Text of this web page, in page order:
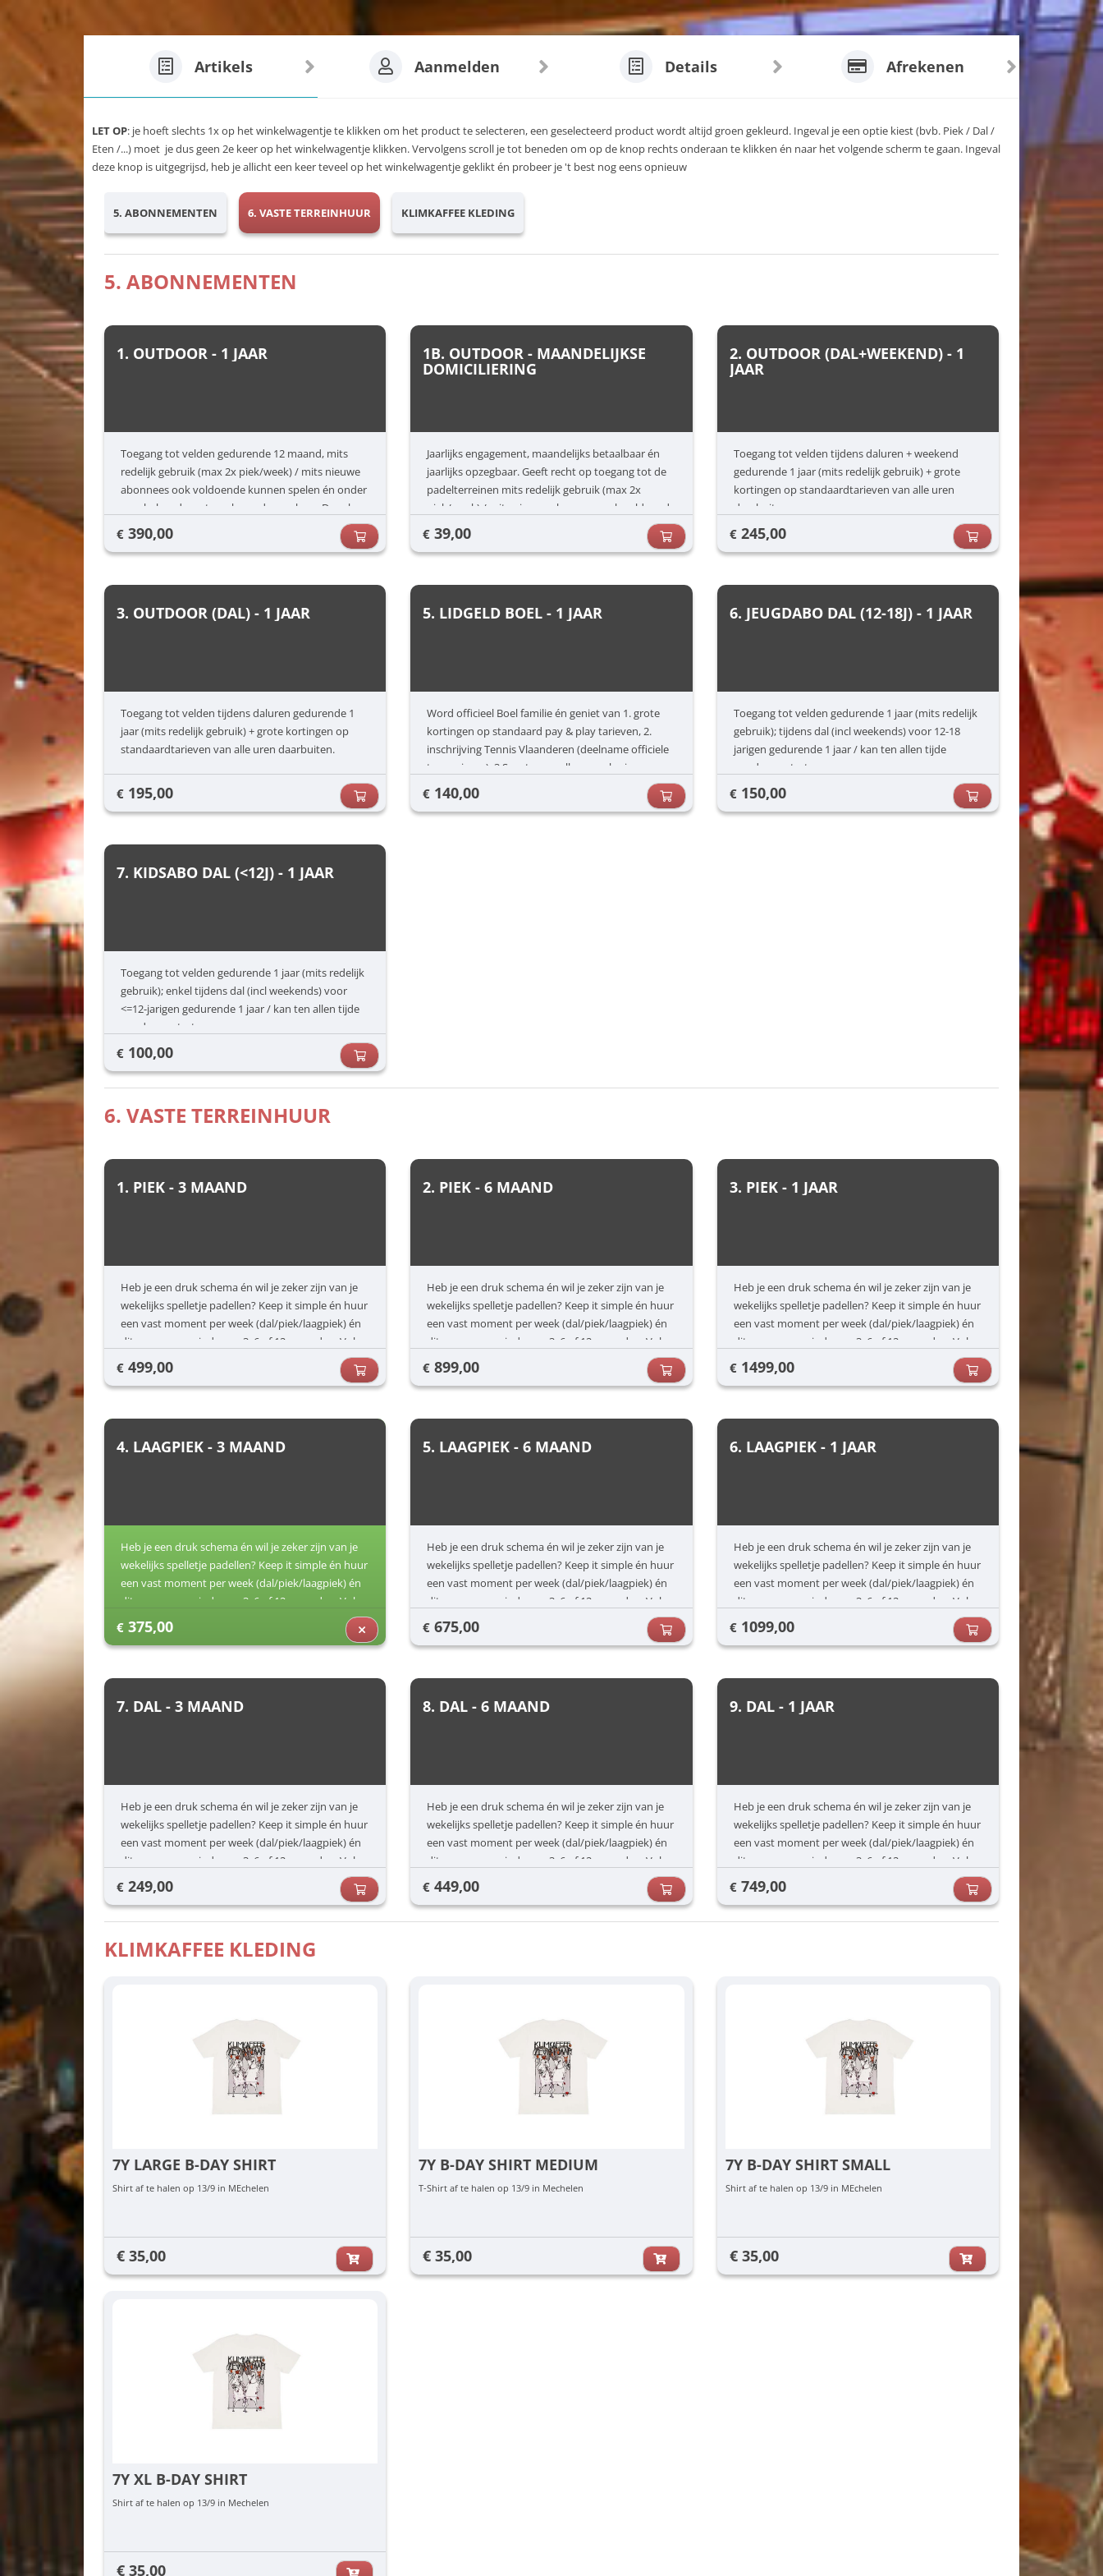
Artikels Aanmelden Details Afrekenen
LET OP: je hoeft slechts 1x op het winkelwagentje te klikken om het product te selecteren, een geselecteerd product wordt altijd groen gekleurd. Ingeval je een optie kiest (bvb. Piek / Dal /
Eten /...) moet je dus geen 2e keer op het winkelwagentje klikken. Vervolgens scroll je tot beneden om op de knop rechts onderaan te klikken én naar het volgende scherm te gaan. Ingeval
deze knop is uitgegrijsd, heb je allicht een keer teveel op het winkelwagentje geklikt én probeer je 't best nog eens opnieuw
5. ABONNEMENTEN 6. VASTE TERREINHUUR KLIMKAFFEE KLEDING
5. ABONNEMENTEN
1. OUTDOOR - 1 JAAR
Toegang tot velden gedurende 12 maand, mits
redelijk gebruik (max 2x piek/week) / mits nieuwe
abonnees ook voldoende kunnen spelen én onder
voorbehoud van terugkerende no-show. Deze kan
ten allen tijde worden gestart
€ 390,00
1B. OUTDOOR - MAANDELIJKSE
DOMICILIERING
Jaarlijks engagement, maandelijks betaalbaar én
jaarlijks opzegbaar. Geeft recht op toegang tot de
padelterreinen mits redelijk gebruik (max 2x
piek/week) / mits nieuwe abonnees ook voldoende
kunnen spelen én onder voorbehoud van
terugkerende no-show. Deze kan ten allen tijde
€ 39,00
2. OUTDOOR (DAL+WEEKEND) - 1
JAAR
Toegang tot velden tijdens daluren + weekend
gedurende 1 jaar (mits redelijk gebruik) + grote
kortingen op standaardtarieven van alle uren
daarbuiten.
€ 245,00
3. OUTDOOR (DAL) - 1 JAAR
Toegang tot velden tijdens daluren gedurende 1
jaar (mits redelijk gebruik) + grote kortingen op
standaardtarieven van alle uren daarbuiten.
€ 195,00
5. LIDGELD BOEL - 1 JAAR
Word officieel Boel familie én geniet van 1. grote
kortingen op standaard pay & play tarieven, 2.
inschrijving Tennis Vlaanderen (deelname officiele
tornooien,...), 3 Sportongevallenverzekering,
€ 140,00
6. JEUGDABO DAL (12-18J) - 1 JAAR
Toegang tot velden gedurende 1 jaar (mits redelijk
gebruik); tijdens dal (incl weekends) voor 12-18
jarigen gedurende 1 jaar / kan ten allen tijde
worden gestart
€ 150,00
7. KIDSABO DAL (<12J) - 1 JAAR
Toegang tot velden gedurende 1 jaar (mits redelijk
gebruik); enkel tijdens dal (incl weekends) voor
<=12-jarigen gedurende 1 jaar / kan ten allen tijde
worden gestart
€ 100,00
6. VASTE TERREINHUUR
1. PIEK - 3 MAAND
Heb je een druk schema én wil je zeker zijn van je
wekelijks spelletje padellen? Keep it simple én huur
een vast moment per week (dal/piek/laagpiek) én
dit voor een periode van 3, 6 of 12 maanden. Vul
jouw voorkeuren in (dag/uur) en dan zorgen wij
voor de rest.
€ 499,00
2. PIEK - 6 MAAND
Heb je een druk schema én wil je zeker zijn van je
wekelijks spelletje padellen? Keep it simple én huur
een vast moment per week (dal/piek/laagpiek) én
dit voor een periode van 3, 6 of 12 maanden. Vul
jouw voorkeuren in (dag/uur) en dan zorgen wij
voor de rest.
€ 899,00
3. PIEK - 1 JAAR
Heb je een druk schema én wil je zeker zijn van je
wekelijks spelletje padellen? Keep it simple én huur
een vast moment per week (dal/piek/laagpiek) én
dit voor een periode van 3, 6 of 12 maanden. Vul
jouw voorkeuren in (dag/uur) en dan zorgen wij
voor de rest.
€ 1499,00
4. LAAGPIEK - 3 MAAND
Heb je een druk schema én wil je zeker zijn van je
wekelijks spelletje padellen? Keep it simple én huur
een vast moment per week (dal/piek/laagpiek) én
dit voor een periode van 3, 6 of 12 maanden. Vul
jouw voorkeuren in (dag/uur) en dan zorgen wij
voor de rest.
€ 375,00
5. LAAGPIEK - 6 MAAND
Heb je een druk schema én wil je zeker zijn van je
wekelijks spelletje padellen? Keep it simple én huur
een vast moment per week (dal/piek/laagpiek) én
dit voor een periode van 3, 6 of 12 maanden. Vul
jouw voorkeuren in (dag/uur) en dan zorgen wij
voor de rest.
€ 675,00
6. LAAGPIEK - 1 JAAR
Heb je een druk schema én wil je zeker zijn van je
wekelijks spelletje padellen? Keep it simple én huur
een vast moment per week (dal/piek/laagpiek) én
dit voor een periode van 3, 6 of 12 maanden. Vul
jouw voorkeuren in (dag/uur) en dan zorgen wij
voor de rest.
€ 1099,00
7. DAL - 3 MAAND
Heb je een druk schema én wil je zeker zijn van je
wekelijks spelletje padellen? Keep it simple én huur
een vast moment per week (dal/piek/laagpiek) én
dit voor een periode van 3, 6 of 12 maanden. Vul
jouw voorkeuren in (dag/uur) en dan zorgen wij
voor de rest.
€ 249,00
8. DAL - 6 MAAND
Heb je een druk schema én wil je zeker zijn van je
wekelijks spelletje padellen? Keep it simple én huur
een vast moment per week (dal/piek/laagpiek) én
dit voor een periode van 3, 6 of 12 maanden. Vul
jouw voorkeuren in (dag/uur) en dan zorgen wij
voor de rest.
€ 449,00
9. DAL - 1 JAAR
Heb je een druk schema én wil je zeker zijn van je
wekelijks spelletje padellen? Keep it simple én huur
een vast moment per week (dal/piek/laagpiek) én
dit voor een periode van 3, 6 of 12 maanden. Vul
jouw voorkeuren in (dag/uur) en dan zorgen wij
voor de rest.
€ 749,00
KLIMKAFFEE KLEDING
7Y LARGE B-DAY SHIRT
Shirt af te halen op 13/9 in MEchelen
€ 35,00
7Y B-DAY SHIRT MEDIUM
T-Shirt af te halen op 13/9 in Mechelen
€ 35,00
7Y B-DAY SHIRT SMALL
Shirt af te halen op 13/9 in MEchelen
€ 35,00
7Y XL B-DAY SHIRT
Shirt af te halen op 13/9 in Mechelen
€ 35,00